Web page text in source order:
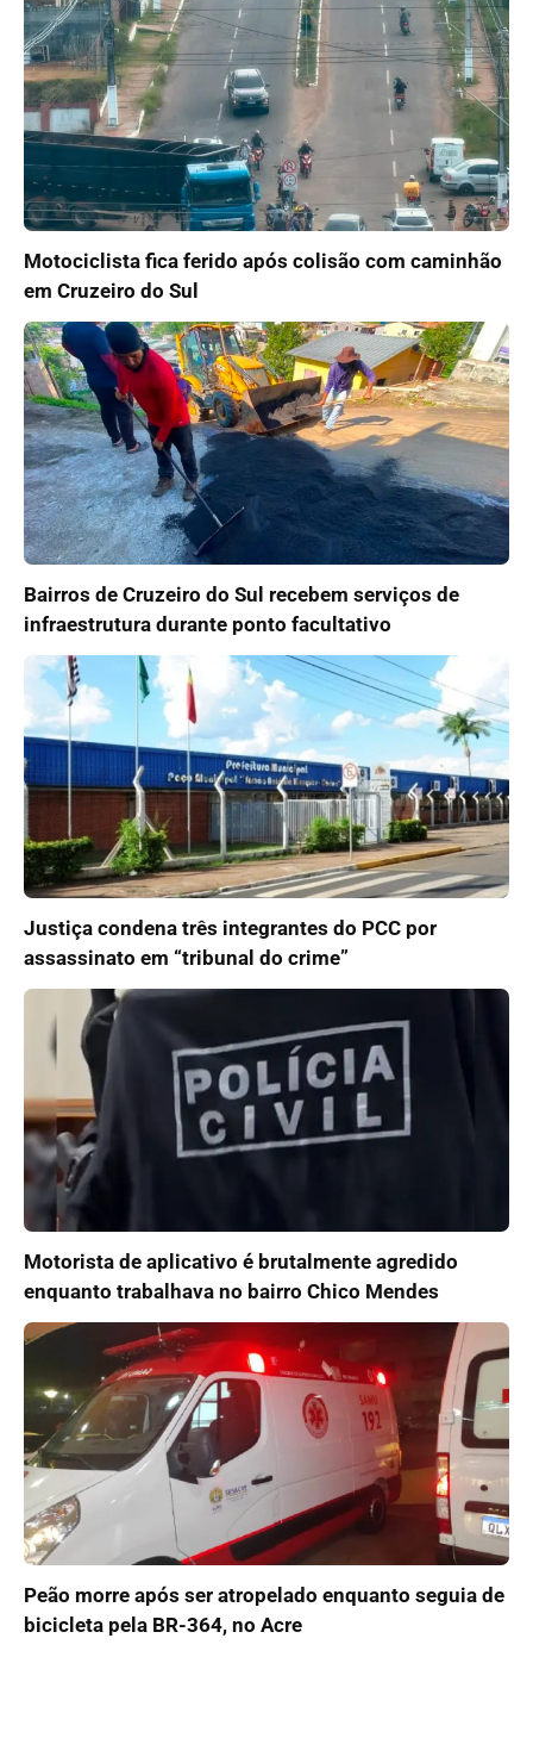
Motociclista fica ferido após colisão com caminhão
em Cruzeiro do Sul
Bairros de Cruzeiro do Sul recebem serviços de
infraestrutura durante ponto facultativo
Justiça condena três integrantes do PCC por
assassinato em “tribunal do crime”
Motorista de aplicativo é brutalmente agredido
enquanto trabalhava no bairro Chico Mendes
Peão morre após ser atropelado enquanto seguia de
bicicleta pela BR-364, no Acre